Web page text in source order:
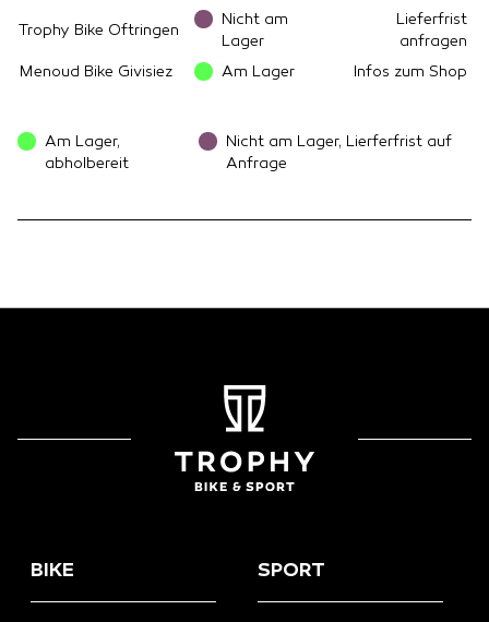
Trophy Bike Oftringen
Nicht am
Lager
Lieferfrist
anfragen
Menoud Bike Givisiez
Am Lager Infos zum Shop
Am Lager,
abholbereit
Nicht am Lager, Lierferfrist auf
Anfrage
BIKE SPORT